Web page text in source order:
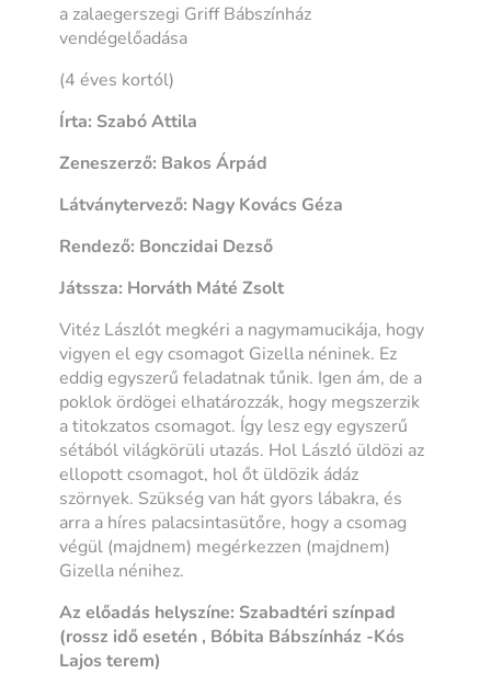
a zalaegerszegi Griff Bábszínház
vendégelőadása
(4 éves kortól)
Írta: Szabó Attila
Zeneszerző: Bakos Árpád
Látványtervező: Nagy Kovács Géza
Rendező: Bonczidai Dezső
Játssza: Horváth Máté Zsolt
Vitéz Lászlót megkéri a nagymamucikája, hogy
vigyen el egy csomagot Gizella néninek. Ez
eddig egyszerű feladatnak tűnik. Igen ám, de a
poklok ördögei elhatározzák, hogy megszerzik
a titokzatos csomagot. Így lesz egy egyszerű
sétából világkörüli utazás. Hol László üldözi az
ellopott csomagot, hol őt üldözik ádáz
szörnyek. Szükség van hát gyors lábakra, és
arra a híres palacsintasütőre, hogy a csomag
végül (majdnem) megérkezzen (majdnem)
Gizella nénihez.
Az előadás helyszíne: Szabadtéri színpad
(rossz idő esetén , Bóbita Bábszínház -Kós
Lajos terem)